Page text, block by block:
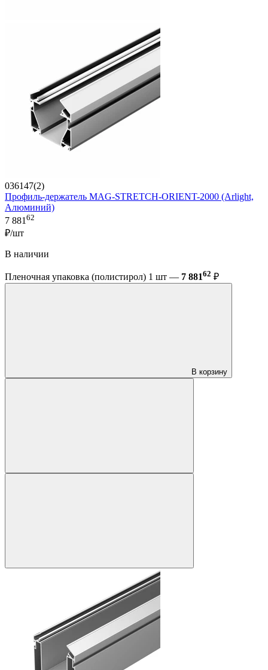
036147(2)
Профиль-держатель MAG-STRETCH-ORIENT-2000 (Arlight,
Алюминий)
7 881 62
₽/шт
В наличии
Пленочная упаковка (полистирол) 1 шт — 7 88162 ₽
В корзину